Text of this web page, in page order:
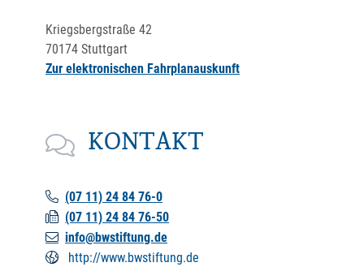
Kriegsbergstraße 42
70174 Stuttgart
Zur elektronischen Fahrplanauskunft
KONTAKT
(07 11) 24 84 76-0
(07 11) 24 84 76-50
info@bwstiftung.de
http://www.bwstiftung.de